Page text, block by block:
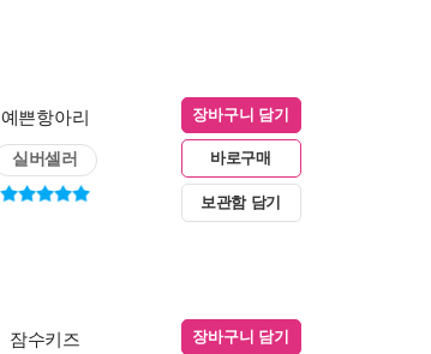
예쁜항아리
실버셀러
장바구니 담기
바로구매
보관함 담기
잠수키즈 장바구니 담기